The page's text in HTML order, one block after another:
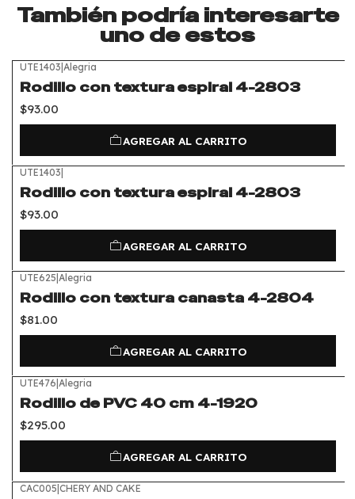
También podría interesarte
uno de estos
UTE1403|Alegria
Rodillo con textura espiral 4-2803
$93.00
AGREGAR AL CARRITO
UTE1403|
Rodillo con textura espiral 4-2803
$93.00
AGREGAR AL CARRITO
UTE625|Alegria
Rodillo con textura canasta 4-2804
$81.00
AGREGAR AL CARRITO
UTE476|Alegria
Rodillo de PVC 40 cm 4-1920
$295.00
AGREGAR AL CARRITO
CAC005|CHERY AND CAKE